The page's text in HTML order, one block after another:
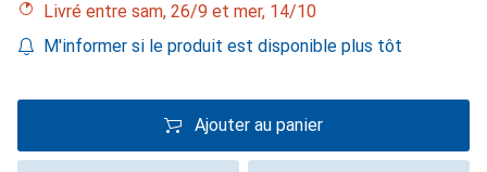
Livré entre sam, 26/9 et mer, 14/10
M'informer si le produit est disponible plus tôt
Ajouter au panier